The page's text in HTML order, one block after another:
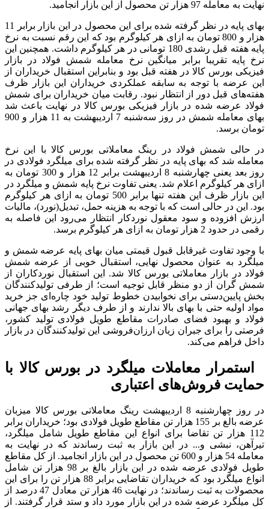
نهایت به معامله 97 هزار تن محصول از این بازار انجامید.
بهای پایه در نظر گرفته شده برای این محصول در این بازار برابر 11
هزار و 800 تومان به ازای هر کیلوگرم بود که این رقم نسبت به نرخ
پایه هفته قبل رشدی 180 تومانی در هر کیلوگرم داشت. همچنین این
نرخ پایه تقریبا برابر میانگین نرخ معامله شمش فولاد در بازار
فیزیکی بورس کالا در هفته قبل بود و بنابراین استقبال خریداران از
این عرضه با توجه به سابقه عملکردی خریداران این بازار ظرف
هفته‌های قبل دور از انتظار نبود. رقابت میان خریداران برای شمش
فولاد عرضه شده در بازار فیزیکی بورس کالا در نهایت باعث شد
بهای معامله شمش در روز سه‌شنبه 7 اردیبهشت به 11 هزار و 900
تومان برسد.
در حالی شمش فولاد در رینگ معاملاتی بورس کالا با این نرخ
معامله شد که بهای پایه در نظر گرفته شده برای میلگرد فولادی در
روز بعد یعنی چهارشنبه 8 اردیبهشت برابر 12 هزار و 300 تومان به
ازای هر کیلوگرم اعلام شد. یعنی تفاوت نرخ پایه شمش و میلگرد در
این بازار ظرف این هفته تنها برابر 500 تومان به ازای هر کیلوگرم
بود. این در حالی است که با توجه به هزینه حمل، تبدیل‌(‌نورد‌)، مالیات
ارزش افزوده و سود معقول نوردکار انتظار می‌رود این فاصله به
رقمی در حدود 2 هزار تومان به ازای هر کیلوگرم برسد.
با وجود تفاوت غیرقابل قبول قیمتی میان بهای پایه عرضه شمش و
میلگرد به عنوان محصول نهایی، استقبال خوبی از عرضه شمش
فولاد در بازار معاملاتی بورس کالا شد. این استقبال نوردکاران از
شمش گران از دو منظر قابل توجیه است؛ از طرفی تولیدکنندگان
بخش پایین‌دستی برای نخوابیدن خطوط تولید خود چاره‌ای جز خرید
مواد اولیه حتی با بهای بالا ندارند و از طرف دیگر رشد بهای جهانی
فولاد و بهبود فضای صادرات مقاطع طویل فولادی تولید کشور،
فرصتی را برای جبران زیان ارزان‌فروشی این تولیدکنندگان در بازار
داخل فراهم می‌کند.
استمرار معاملات میلگرد در بورس کالا با
حمایت فروش‌های اعتباری
در روز چهارشنبه 8 اردیبهشت رینگ معاملاتی بورس کالا میزبان
عرضه بالغ بر 155 هزار تن مقاطع طویل فولادی بود؛ خریداران برابر
112 هزار تن تقاضا برای انواع این مقاطع طویل شامل میلگرد،
تیرآهن، نبشی و... در این بازار به ثبت رساندند که در نهایت به
معامله 54 هزار و 600 تن محصول در این بازار انجامید. از کل مقاطع
طویل فولادی عرضه شده در این بازار بالغ بر 98 هزار تن شامل
انواع میلگرد بود که خریداران تقاضایی برابر 88 هزار تن را برای این
محصولات به ثبت رساندند؛ در نهایت 46 هزار تن معادل 47 درصد از
کل میلگرد عرضه شده در این بازار مورد داد و ستد قرار گرفتند. از